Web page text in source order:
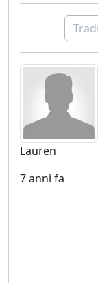
Lauren
7 anni fa